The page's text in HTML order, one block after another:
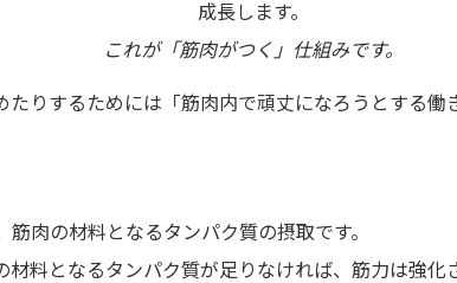
成長します。
これが「筋肉がつく」仕組みです。
たりするためには 「筋肉内で頑丈になろうとする
肉の材料となるタンパク質の摂取です。
材料となるタンパク質が足りなければ、筋力は強化